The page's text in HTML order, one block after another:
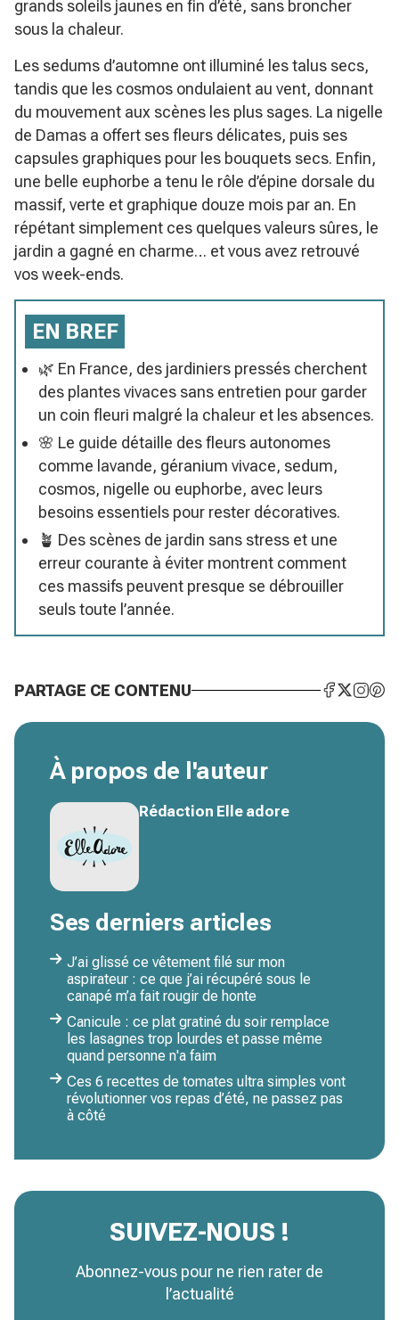
grands soleils jaunes en fin d’été, sans broncher
sous la chaleur.
Les sedums d’automne ont illuminé les talus secs,
tandis que les cosmos ondulaient au vent, donnant
du mouvement aux scènes les plus sages. La nigelle
de Damas a offert ses fleurs délicates, puis ses
capsules graphiques pour les bouquets secs. Enfin,
une belle euphorbe a tenu le rôle d’épine dorsale du
massif, verte et graphique douze mois par an. En
répétant simplement ces quelques valeurs sûres, le
jardin a gagné en charme… et vous avez retrouvé
vos week-ends.
EN BREF
🌿 En France, des jardiniers pressés cherchent
des plantes vivaces sans entretien pour garder
un coin fleuri malgré la chaleur et les absences.
🌸 Le guide détaille des fleurs autonomes
comme lavande, géranium vivace, sedum,
cosmos, nigelle ou euphorbe, avec leurs
besoins essentiels pour rester décoratives.
🪴 Des scènes de jardin sans stress et une
erreur courante à éviter montrent comment
ces massifs peuvent presque se débrouiller
seuls toute l’année.
PARTAGE CE CONTENU
À propos de l'auteur
Rédaction Elle adore
Ses derniers articles
J’ai glissé ce vêtement filé sur mon
aspirateur : ce que j’ai récupéré sous le
canapé m’a fait rougir de honte
Canicule : ce plat gratiné du soir remplace
les lasagnes trop lourdes et passe même
quand personne n'a faim
Ces 6 recettes de tomates ultra simples vont
révolutionner vos repas d’été, ne passez pas
à côté
SUIVEZ-NOUS !
Abonnez-vous pour ne rien rater de
l’actualité